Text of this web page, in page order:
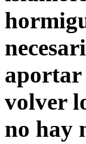
aportar
volver
no hay